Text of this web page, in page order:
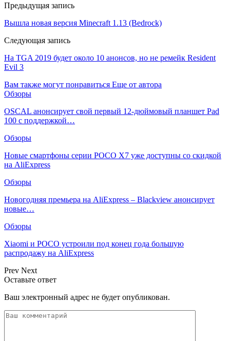
Предыдущая запись
Вышла новая версия Minecraft 1.13 (Bedrock)
Следующая запись
На TGA 2019 будет около 10 анонсов, но не ремейк Resident
Evil 3
Вам также могут понравиться Еще от автора
Обзоры
OSCAL анонсирует свой первый 12-дюймовый планшет Pad
100 с поддержкой…
Обзоры
Новые смартфоны серии POCO X7 уже доступны со скидкой
на AliExpress
Обзоры
Новогодняя премьера на AliExpress – Blackview анонсирует
новые…
Обзоры
Xiaomi и POCO устроили под конец года большую
распродажу на AliExpress
Prev Next
Оставьте ответ
Ваш электронный адрес не будет опубликован.